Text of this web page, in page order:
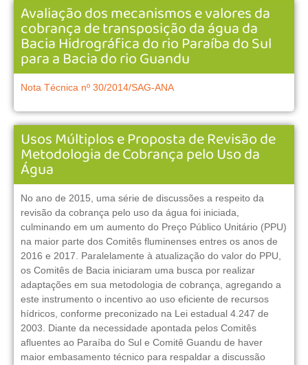
Avaliação dos mecanismos e valores da
cobrança de transposição da água da
Bacia Hidrográfica do rio Paraíba do Sul
para a Bacia do rio Guandu
Nota Técnica nº 30/2014/SAG-ANA
Usos Múltiplos e Proposta de Revisão de
Metodologia de Cobrança pelo Uso da
Água
No ano de 2015, uma série de discussões a respeito da
revisão da cobrança pelo uso da água foi iniciada,
culminando em um aumento do Preço Público Unitário (PPU)
na maior parte dos Comitês fluminenses entres os anos de
2016 e 2017. Paralelamente à atualização do valor do PPU,
os Comitês de Bacia iniciaram uma busca por realizar
adaptações em sua metodologia de cobrança, agregando a
este instrumento o incentivo ao uso eficiente de recursos
hídricos, conforme preconizado na Lei estadual 4.247 de
2003. Diante da necessidade apontada pelos Comitês
afluentes ao Paraíba do Sul e Comitê Guandu de haver
maior embasamento técnico para respaldar a discussão